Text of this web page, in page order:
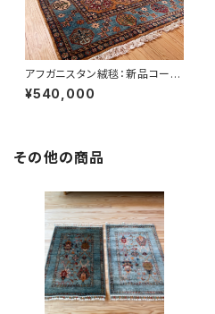
アフガニスタン絨毯：新品コーカ
サス地方に由来を持つKAZAK
（カザック）・ハザラコレクション
¥540,000
その他の商品